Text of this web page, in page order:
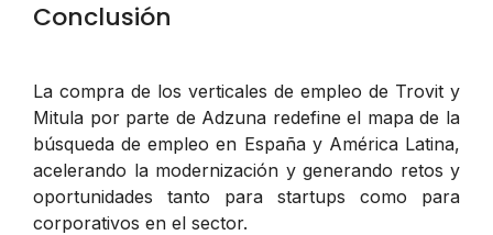
Conclusión
La compra de los verticales de empleo de Trovit y
Mitula por parte de Adzuna redefine el mapa de la
búsqueda de empleo en España y América Latina,
acelerando la modernización y generando retos y
oportunidades tanto para startups como para
corporativos en el sector.